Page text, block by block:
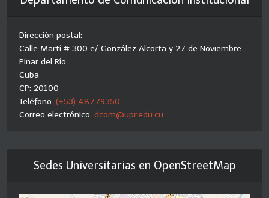
Dirección postal:
Calle Martí # 300 e/ González Alcorta y 27 de Noviembre.
Pinar del Río
Cuba
CP: 20100
Teléfono:(+53) 48779350
Correo electrónico:dcom@upr.edu.cu
Sedes Universitarias en OpenStreetMap